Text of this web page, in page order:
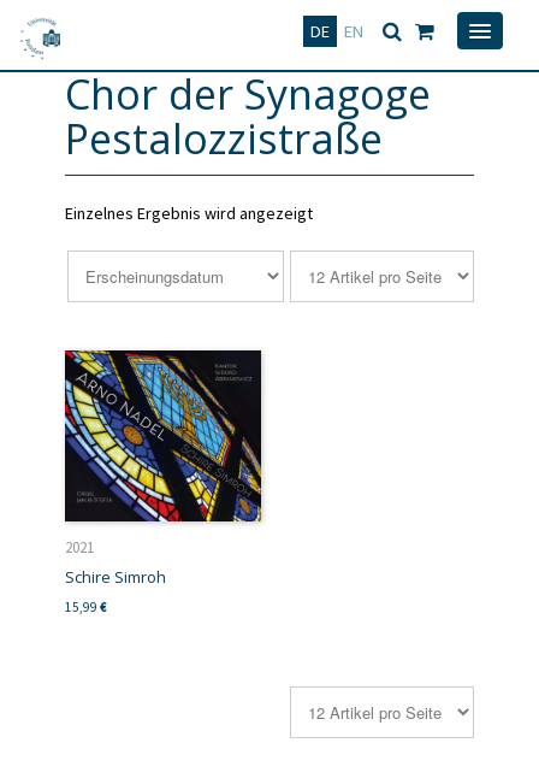
DE EN
Deutsch
Chor der Synagoge
Pestalozzistraße
Einzelnes Ergebnis wird angezeigt
2021
Schire Simroh
15,99 €